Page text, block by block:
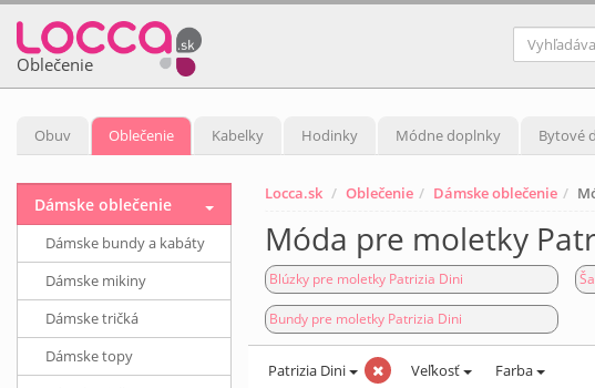
Oblečenie
Obuv Oblečenie Kabelky Hodinky Módne doplnky Bytové
Locca.sk Oblečenie Dámske oblečenie
Móda pre moletky
Blúzky pre moletky Patrizia Dini
Bundy pre moletky Patrizia Dini
Patrizia Dini Veľkosť Farba
Dámske oblečenie
Dámske bundy a kabáty
Dámske mikiny
Dámske tričká
Dámske topy